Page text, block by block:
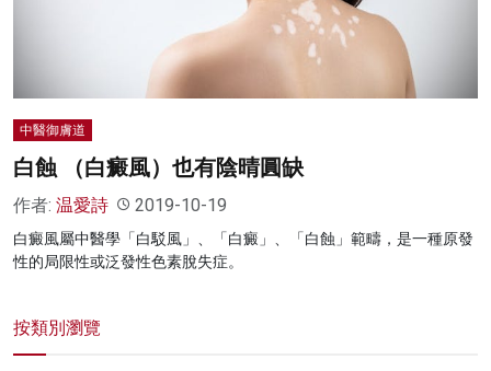
中醫御膚道
白蝕 （白癜風）也有陰晴圓缺
作者: 温愛詩 2019-10-19
白癜風屬中醫學「白駁風」、「白癜」、「白蝕」範疇，是一種原發
性的局限性或泛發性色素脫失症。
按類別瀏覽